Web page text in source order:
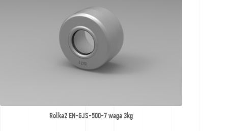
Rolka2 EN-GJS-500-7 waga 3kg